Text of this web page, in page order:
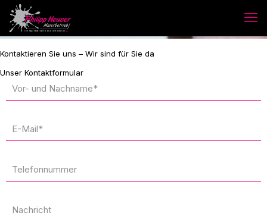
Kontaktieren Sie uns – Wir sind für Sie da
Unser Kontaktformular